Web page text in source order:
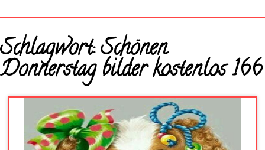
Startseite
Neue Bilder
Schlagwort:Schönen
Donnerstag bilder kostenlos 166